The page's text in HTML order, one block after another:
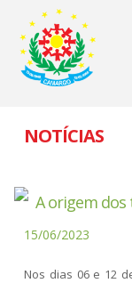
NOTÍCIAS
A origem
15/06/2023
Nos dias 06 e 12